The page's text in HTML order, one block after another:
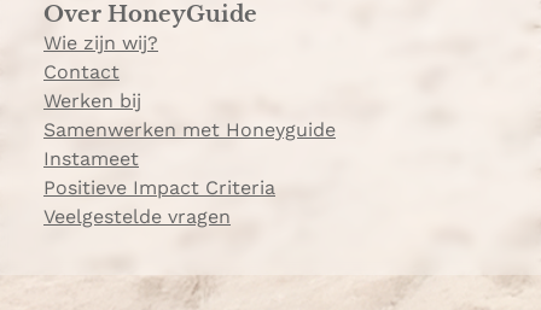
Over HoneyGuide
Wie zijn wij?
Contact
Werken bij
Samenwerken met Honeyguide
Instameet
Positieve Impact Criteria
Veelgestelde vragen